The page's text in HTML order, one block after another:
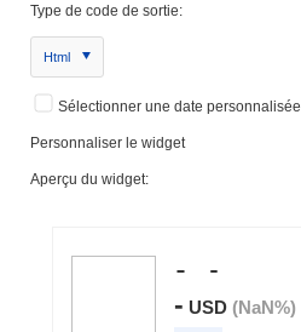
Type de code de sortie:
Html
Sélectionner une date personnalisée
Personnaliser le widget
Aperçu du widget: